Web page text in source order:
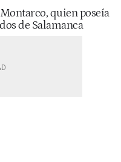
quien poseía
de Salamanca